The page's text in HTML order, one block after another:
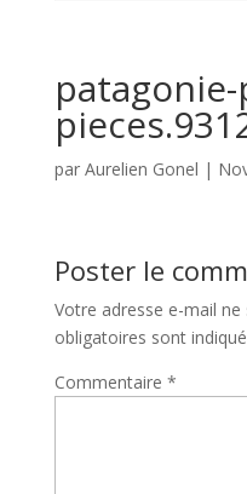
par Aurelien Gonel |
Poster le
Votre adresse e-mail ne
obligatoires sont
Commentaire *